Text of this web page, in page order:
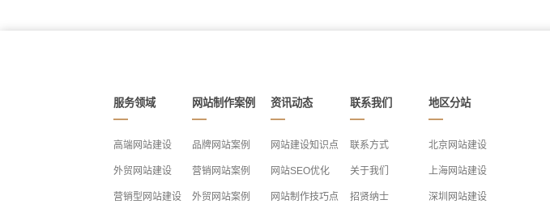
服务领域
高端网站建设
外贸网站建设
营销型网站建设
网站制作案例
品牌网站案例
营销网站案例
外贸网站案例
资讯动态
网站建设知识点
网站SEO优化
网站制作技巧点
联系我们
联系方式
关于我们
招贤纳士
地区分站
北京网站建设
上海网站建设
深圳网站建设